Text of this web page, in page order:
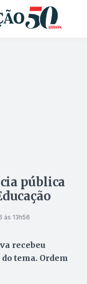
pública
às 13h56
recebeu
tema. Ordem